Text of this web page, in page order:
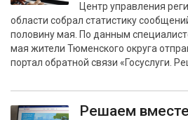
Центр управления
области собрал статистику
половину мая. По данным
мая жители Тюменского округа
портал обратной связи «Госуслуги.
Решаем